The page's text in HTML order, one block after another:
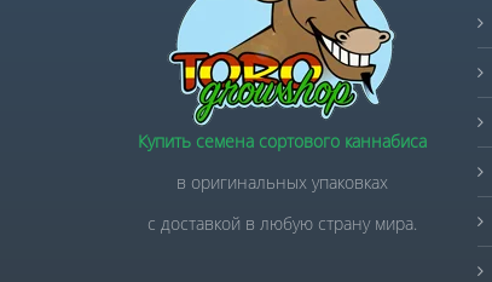
Купить семена сортового каннабиса
в оригинальных упаковках
с доставкой в любую страну мира.